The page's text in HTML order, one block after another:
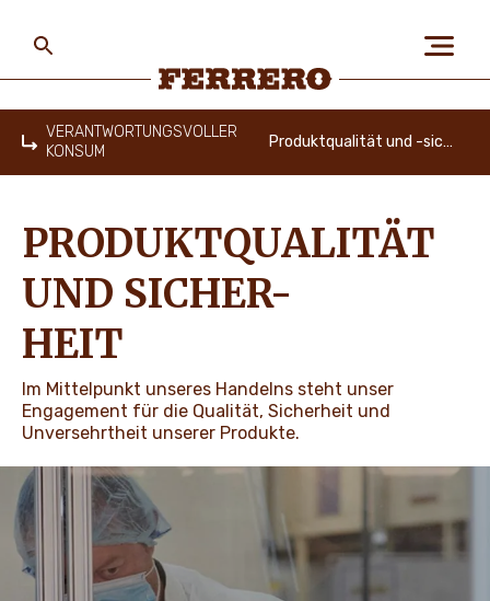
ÜBER FERRERO
MENSCH UND UMWELT
UNSERE MARKEN
KARRIERE
NEWS UND STORYS
main
content
Home
VERANTWORTUNGSVOLLER
KONSUM
Produktqualität und -sicherheit
PRODUKTQUALITÄT
UND SICHER-
HEIT
Im Mittelpunkt unseres Handelns steht unser
Engagement für die Qualität, Sicherheit und
Unversehrtheit unserer Produkte.